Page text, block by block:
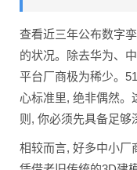
查看近三年公布数字
的状况。除去华为、
平台厂商极为稀少。
心标准里, 绝非偶然。
则, 你必须先具备足够
相较而言, 好多中小厂